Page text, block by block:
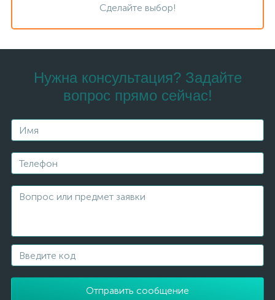
Сделайте выбор!
Нужна консультация? Задайте
вопрос прямо сейчас!
Отправить сообщение